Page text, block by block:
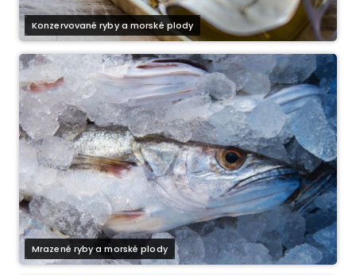
Konzervované ryby a morské plody
Mrazené ryby a morské plody